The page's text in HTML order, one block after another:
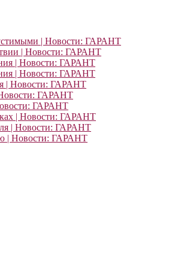
| Новости: ГАРАНТ
| Новости: ГАРАНТ
| Новости: ГАРАНТ
| Новости: ГАРАНТ
| Новости: ГАРАНТ
ГАРАНТ
ГАРАНТ
| Новости: ГАРАНТ
| Новости: ГАРАНТ
| Новости: ГАРАНТ